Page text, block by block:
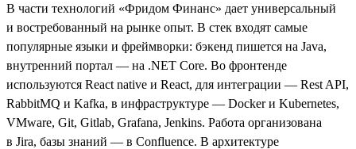
В части технологий «Фридом Финанс» дает универсальный
и востребованный на рынке опыт. В стек входят самые
популярные языки и фреймворки: бэкенд пишется на Java,
внутренний портал — на .NET Сore. Во фронтенде
используются React native и React, для интеграции — Rest API,
RabbitMQ и Kafka, в инфраструктуре — Docker и Kubernetes,
VMware, Git, Gitlab, Grafana, Jenkins. Работа организована
в Jira, базы знаний — в Confluence. В архитектуре